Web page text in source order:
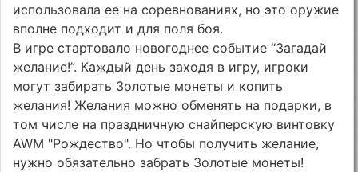
использовала ее на соревнованиях, но это оружие
вполне подходит и для поля боя.
В игре стартовало новогоднее событие “Загадай
желание!”. Каждый день заходя в игру, игроки
могут забирать Золотые монеты и копить
желания! Желания можно обменять на подарки, в
том числе на праздничную снайперскую винтовку
AWM "Рождество". Но чтобы получить желание,
нужно обязательно забрать Золотые монеты!